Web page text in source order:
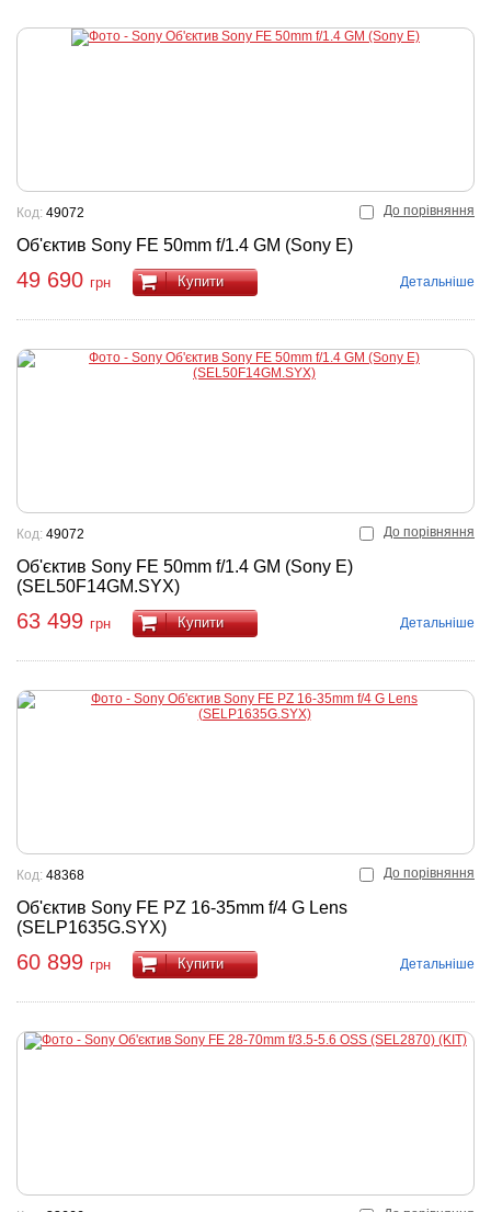
До порівняння
Об'єктив Sony FE 50mm f/1.4 GM (Sony E)
Код: 49072
49 690 грн Купити Детальніше
До порівняння
Об'єктив Sony FE 50mm f/1.4 GM (Sony E)
(SEL50F14GM.SYX)
Код: 49072
63 499 грн Купити Детальніше
До порівняння
Об'єктив Sony FE PZ 16-35mm f/4 G Lens
(SELP1635G.SYX)
Код: 48368
60 899 грн Купити Детальніше